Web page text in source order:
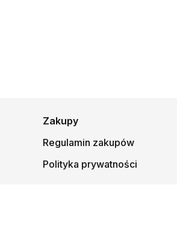
Zakupy
Regulamin zakupów
Polityka prywatności